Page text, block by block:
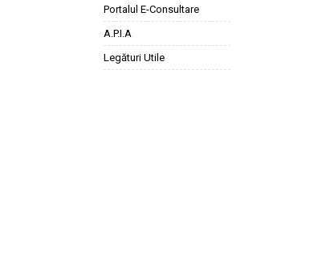
Portalul E-Consultare
A.P.I.A
Legături Utile